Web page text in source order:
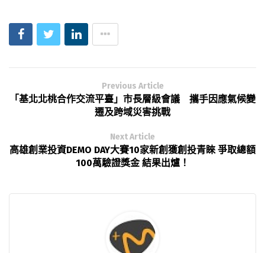
Previous Article
「基北北桃合作交流平臺」市長層級會議 攜手因應氣候變
遷及跨域災害挑戰
Next Article
高雄創業投資DEMO DAY大賽10家新創獲創投青睞 爭取總額
100萬驗證獎金 結果出爐！